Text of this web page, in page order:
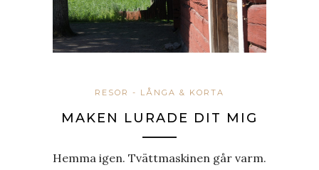
RESOR - LÅNGA & KORTA
MAKEN LURADE DIT MIG
Hemma igen. Tvättmaskinen går varm.